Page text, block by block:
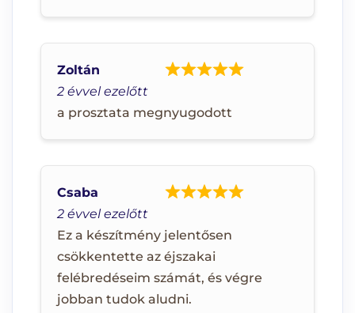
2 évvel ezelőtt
a prosztata megnyugodott
Zoltán
2 évvel ezelőtt
Ez a készítmény jelentősen
csökkentette az éjszakai
felébredéseim számát, és végre
jobban tudok aludni.
Csaba